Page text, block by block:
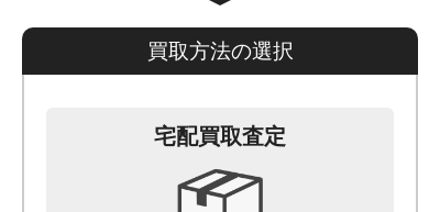
買取方法の選択
宅配買取査定